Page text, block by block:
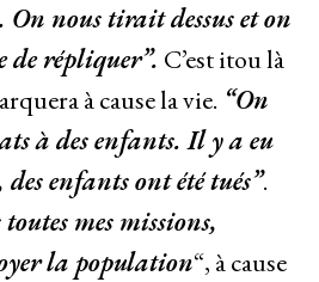
nous tirait dessus et on
de répliquer”. C’est itou là
à cause la vie. “On
à des enfants. Il y a eu
enfants ont été tués”.
mes missions,
la population“, à cause